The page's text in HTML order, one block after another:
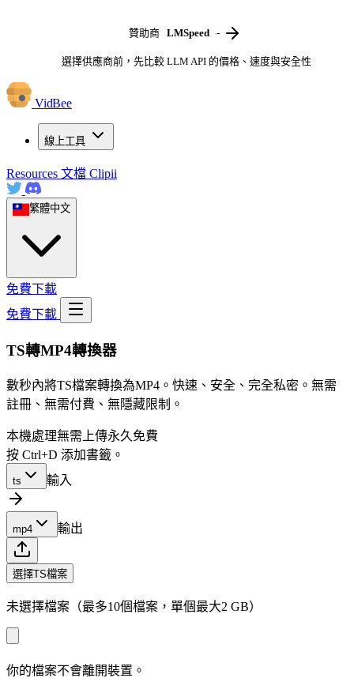
贊助商 LMSpeed -
選擇供應商前，先比較 LLM API 的價格、速度與安全性
VidBee
線上工具
Resources 文檔 Clipii
繁體中文
免費下載
免費下載
TS轉MP4轉換器
數秒內將TS檔案轉換為MP4。快速、安全、完全私密。無需
註冊、無需付費、無隱藏限制。
本機處理無需上傳永久免費
按 Ctrl+D 添加書籤。
ts 輸入
mp4 輸出
選擇TS檔案
未選擇檔案（最多10個檔案，單個最大2 GB）
你的檔案不會離開裝置。